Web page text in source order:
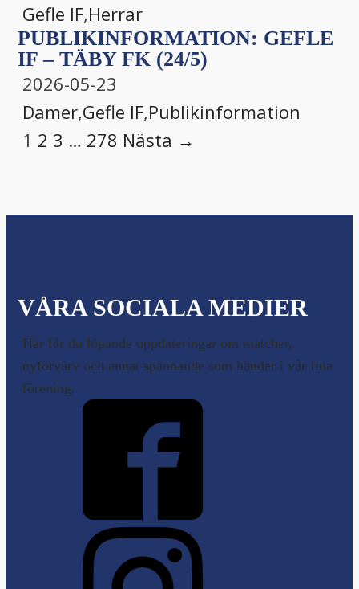
Gefle IF,Herrar
PUBLIKINFORMATION: GEFLE
IF – TÄBY FK (24/5)
2026-05-23
Damer,Gefle IF,Publikinformation
1 2 3 … 278 Nästa →
VÅRA SOCIALA MEDIER
Här får du löpande uppdateringar om matcher,
nyförvärv och annat spännande som händer i vår fina
förening.